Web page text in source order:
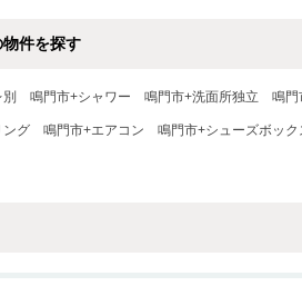
件を探す
鳴門市+シャワー 鳴門市+洗面所独立 鳴門
ング 鳴門市+エアコン 鳴門市+シューズボック